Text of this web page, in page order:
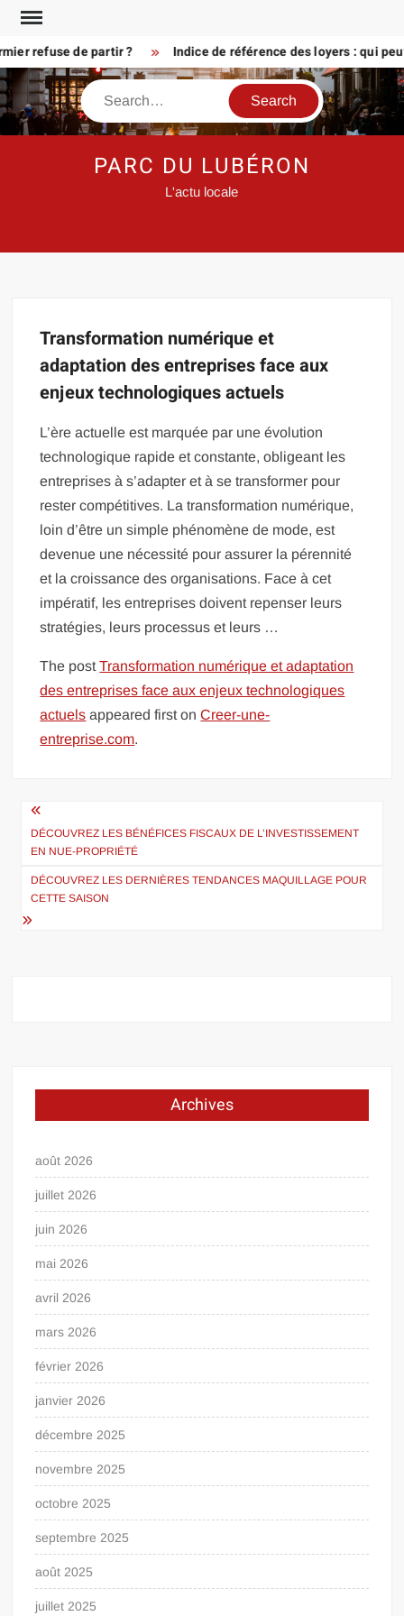
Skip
contentrefuse de partir ? Indice de référence des loyers : qui
Search
PARC DU LUBÉRON
L'actu locale
Transformation numérique et
adaptation des entreprises face aux
enjeux technologiques actuels
L’ère actuelle est marquée par une évolution
technologique rapide et constante, obligeant les
entreprises à s’adapter et à se transformer pour
rester compétitives. La transformation numérique,
loin d’être un simple phénomène de mode, est
devenue une nécessité pour assurer la pérennité
et la croissance des organisations. Face à cet
impératif, les entreprises doivent repenser leurs
stratégies, leurs processus et leurs …
The postTransformation numérique et adaptation
des entreprises face aux enjeux technologiques
actuels appeared first onCreer-une-
entreprise.com.
Navigation
de
l’article
DÉCOUVREZ LES BÉNÉFICES FISCAUX DE L’INVESTISSEMENT
EN NUE-PROPRIÉTÉ
DÉCOUVREZ LES DERNIÈRES TENDANCES MAQUILLAGE POUR
CETTE SAISON
Archives
août 2026
juillet 2026
juin 2026
mai 2026
avril 2026
mars 2026
février 2026
janvier 2026
décembre 2025
novembre 2025
octobre 2025
septembre 2025
août 2025
juillet 2025